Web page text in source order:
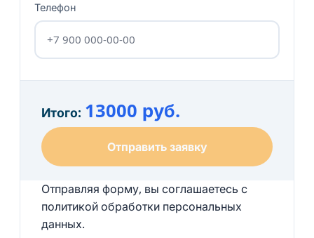
Телефон
Итого: 13000 руб.
Отправить заявку
Отправляя форму, вы соглашаетесь с
политикой обработки персональных
данных.